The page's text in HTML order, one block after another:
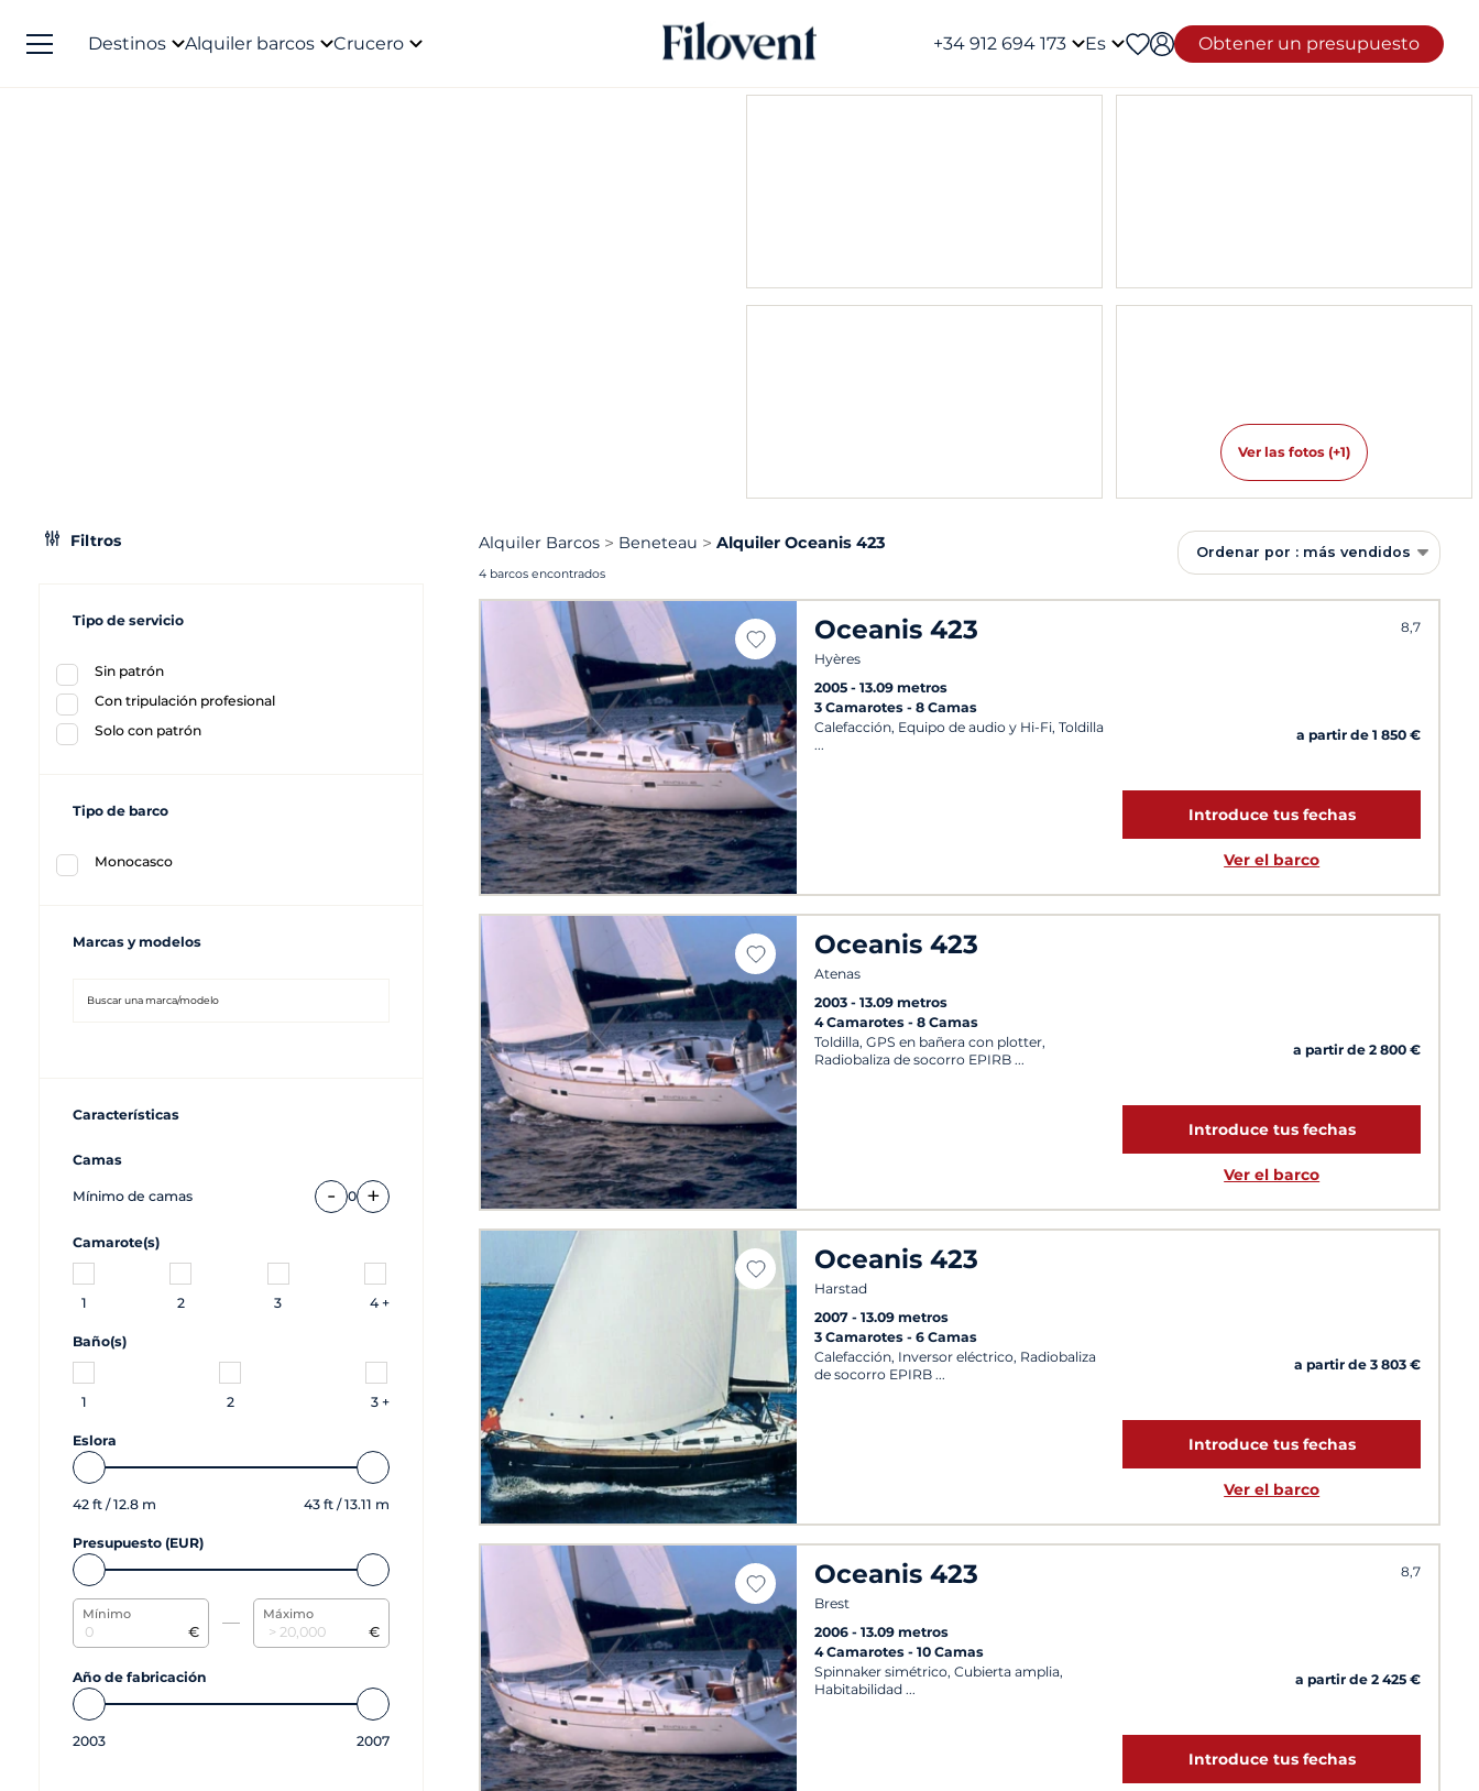
Destinos Alquiler barcos Crucero +34 912 694 173 Es Obtener un presupuesto
Ver las fotos (+1)
Filtros
Tipo de servicio
Sin patrón
Con tripulación profesional
Solo con patrón
Tipo de barco
Monocasco
Marcas y modelos
Características
Camas
Mínimo de camas - 0 +
Camarote(s)
1 2 3 4 +
Baño(s)
1 2 3 +
Eslora
42 ft /12.8 m 43 ft /13.11 m
Presupuesto (EUR)
Mínimo
€
Máximo
€
Año de fabricación
2003 2007
Alquiler Barcos Beneteau Alquiler Oceanis 423
4 barcos encontrados
Ordenar por : más vendidos
Oceanis 423
Hyères
8,7
2005
13.09 metros
3 Camarotes 8 Camas
Calefacción, Equipo de audio y Hi-Fi, Toldilla
a partir de 1 850 €
Introduce tus fechas
Ver el barco
Oceanis 423
Atenas
2003
13.09 metros
4 Camarotes 8 Camas
Toldilla, GPS en bañera con plotter,
Radiobaliza de socorro EPIRB
a partir de 2 800 €
Introduce tus fechas
Ver el barco
Oceanis 423
Harstad
2007
13.09 metros
3 Camarotes 6 Camas
Calefacción, Inversor eléctrico, Radiobaliza
de socorro EPIRB
a partir de 3 803 €
Introduce tus fechas
Ver el barco
Oceanis 423
Brest
8,7
2006
13.09 metros
4 Camarotes 10 Camas
Spinnaker simétrico, Cubierta amplia,
Habitabilidad
a partir de 2 425 €
Introduce tus fechas